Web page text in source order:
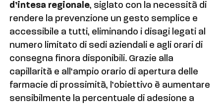
d’intesa regionale, siglato con la necessità di
rendere la prevenzione un gesto semplice e
accessibile a tutti, eliminando i disagi legati al
numero limitato di sedi aziendali e agli orari di
consegna finora disponibili. Grazie alla
capillarità e all’ampio orario di apertura delle
farmacie di prossimità, l’obiettivo è aumentare
sensibilmente la percentuale di adesione a